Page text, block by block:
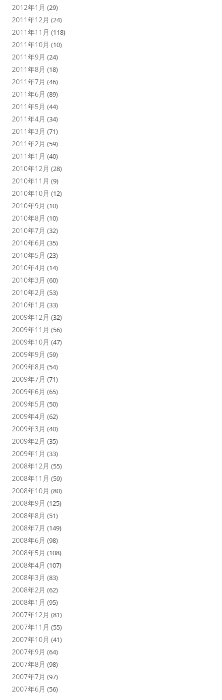
2012年1月 (29)
2011年12月 (24)
2011年11月 (118)
2011年10月 (10)
2011年9月 (24)
2011年8月 (18)
2011年7月 (46)
2011年6月 (89)
2011年5月 (44)
2011年4月 (34)
2011年3月 (71)
2011年2月 (59)
2011年1月 (40)
2010年12月 (28)
2010年11月 (9)
2010年10月 (12)
2010年9月 (10)
2010年8月 (10)
2010年7月 (32)
2010年6月 (35)
2010年5月 (23)
2010年4月 (14)
2010年3月 (60)
2010年2月 (53)
2010年1月 (33)
2009年12月 (32)
2009年11月 (56)
2009年10月 (47)
2009年9月 (59)
2009年8月 (54)
2009年7月 (71)
2009年6月 (65)
2009年5月 (50)
2009年4月 (62)
2009年3月 (40)
2009年2月 (35)
2009年1月 (33)
2008年12月 (55)
2008年11月 (59)
2008年10月 (80)
2008年9月 (125)
2008年8月 (51)
2008年7月 (149)
2008年6月 (98)
2008年5月 (108)
2008年4月 (107)
2008年3月 (83)
2008年2月 (62)
2008年1月 (95)
2007年12月 (81)
2007年11月 (55)
2007年10月 (41)
2007年9月 (64)
2007年8月 (98)
2007年7月 (97)
2007年6月 (56)